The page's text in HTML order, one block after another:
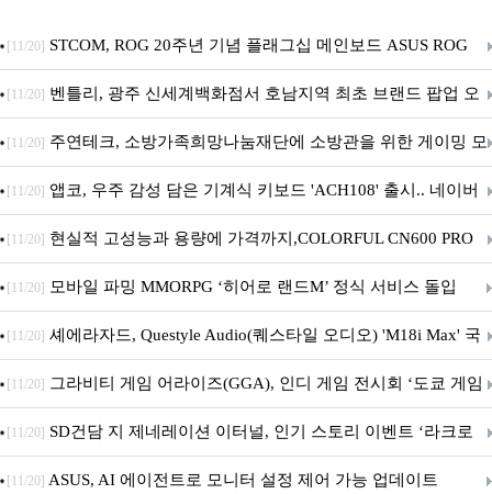
[11/20] STCOM, ROG 20주년 기념 플래그십 메인보드 ASUS ROG
Crosshair X870E EDITION 20 국내 출시 예정
[11/20] 벤틀리, 광주 신세계백화점서 호남지역 최초 브랜드 팝업 오
픈
[11/20] 주연테크, 소방가족희망나눔재단에 소방관을 위한 게이밍 모
니터·스마트 펫 침대 기부
[11/20] 앱코, 우주 감성 담은 기계식 키보드 'ACH108' 출시.. 네이버
브랜드데이 기획전 진행
[11/20] 현실적 고성능과 용량에 가격까지,COLORFUL CN600 PRO
M.2 NVMe 디앤디컴 1TB
[11/20] 모바일 파밍 MMORPG ‘히어로 랜드M’ 정식 서비스 돌입
[11/20] 셰에라자드, Questyle Audio(퀘스타일 오디오) 'M18i Max' 국
내 정식 출시
[11/20] 그라비티 게임 어라이즈(GGA), 인디 게임 전시회 ‘도쿄 게임
던전 13’ 참가!
[11/20] SD건담 지 제네레이션 이터널, 인기 스토리 이벤트 ‘라크로
아의 용사’ 재개최 및 풍성한 기념 이벤트 실시!
[11/20] ASUS, AI 에이전트로 모니터 설정 제어 가능 업데이트